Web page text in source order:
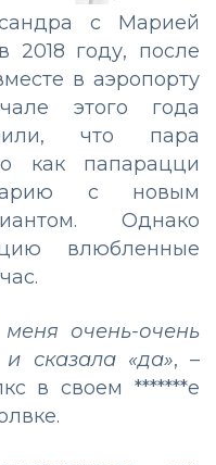
с Марией
2018 году, после
в аэропорту
этого года
что пара
как папарацци
с новым
Однако
влюбленные
очень-очень
сказала «да», –
в своем *******е